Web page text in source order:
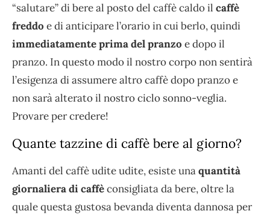
“salutare” di bere al posto del caffè caldo il caffè
freddo e di anticipare l’orario in cui berlo, quindi
immediatamente prima del pranzo e dopo il
pranzo. In questo modo il nostro corpo non sentirà
l’esigenza di assumere altro caffè dopo pranzo e
non sarà alterato il nostro ciclo sonno-veglia.
Provare per credere!
Quante tazzine di caffè bere al giorno?
Amanti del caffè udite udite, esiste unaquantità
giornaliera di caffèconsigliata da bere, oltre la
quale questa gustosa bevanda diventa dannosa per